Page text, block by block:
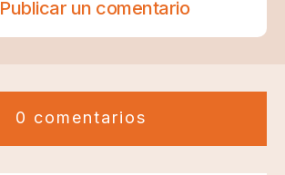
Publicar un comentario
0 comentarios